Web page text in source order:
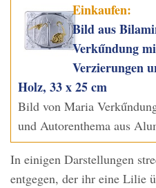
Einkaufen:
Bild aus
Verkűndung
Verzierungen
Holz, 33 x 25 cm
Bild von Maria
und Autorenthema aus
In einigen Darstellungen
entgegen, der ihr eine Lilie